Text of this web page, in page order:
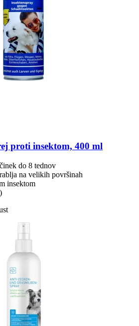
proti insektom, 400 ml
do 8 tednov
na velikih površinah
insektom